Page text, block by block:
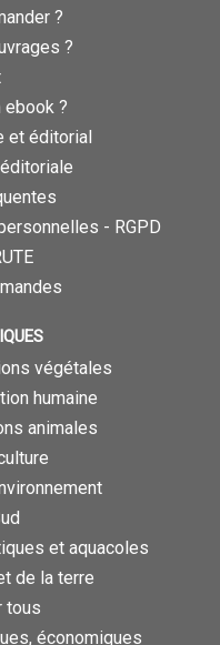
?
?
ebook ?
et éditorial
- RGPD
végétales
humaine
animales
et aquacoles
de la terre
tous
économiques